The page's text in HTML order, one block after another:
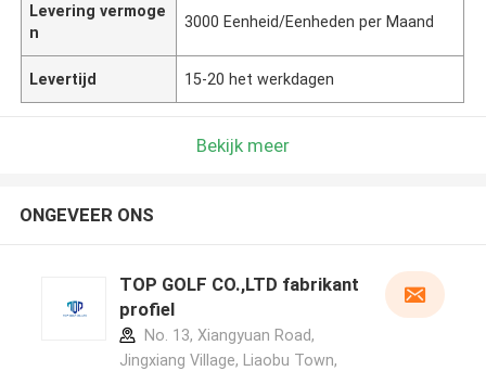
Levering vermoge
n
3000 Eenheid/Eenheden per Maand
Levertijd 15-20 het werkdagen
Bekijk meer
ONGEVEER ONS
TOP GOLF CO.,LTD fabrikant
profiel
No. 13, Xiangyuan Road,
Jingxiang Village, Liaobu Town,